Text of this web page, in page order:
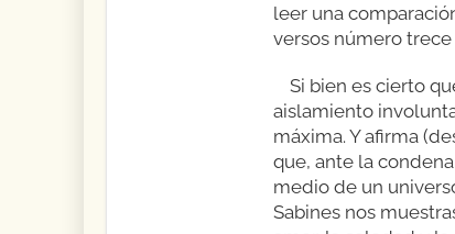
leer una
versos número trece
Si bien es cierto
aislamiento
máxima. Y afirma
que, ante la
medio de un
Sabines nos